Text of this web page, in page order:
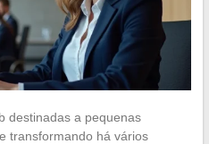
destinadas a pequenas
transformando há vários